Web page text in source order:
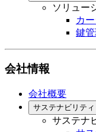
ソリュー
カ
鍵
会社情報
会社概要
サステナビリティ
サステナ